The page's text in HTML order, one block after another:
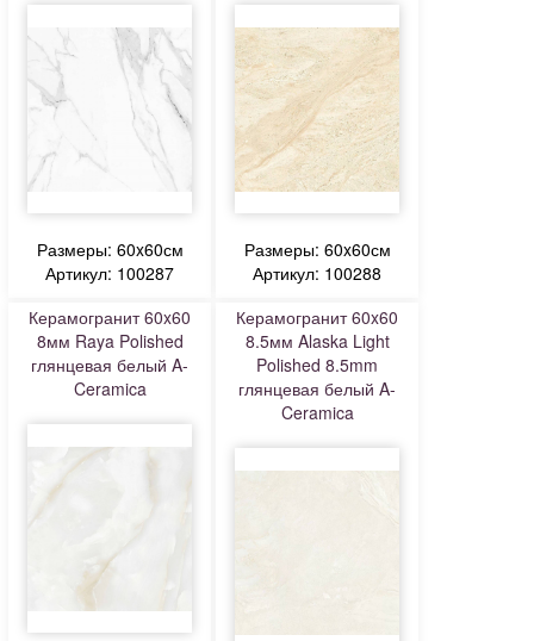
Размеры: 60x60см
Артикул: 100287
Размеры: 60x60см
Артикул: 100288
Керамогранит 60x60
8мм Raya Polished
глянцевая белый A-
Ceramica
Керамогранит 60x60
8.5мм Alaska Light
Polished 8.5mm
глянцевая белый A-
Ceramica